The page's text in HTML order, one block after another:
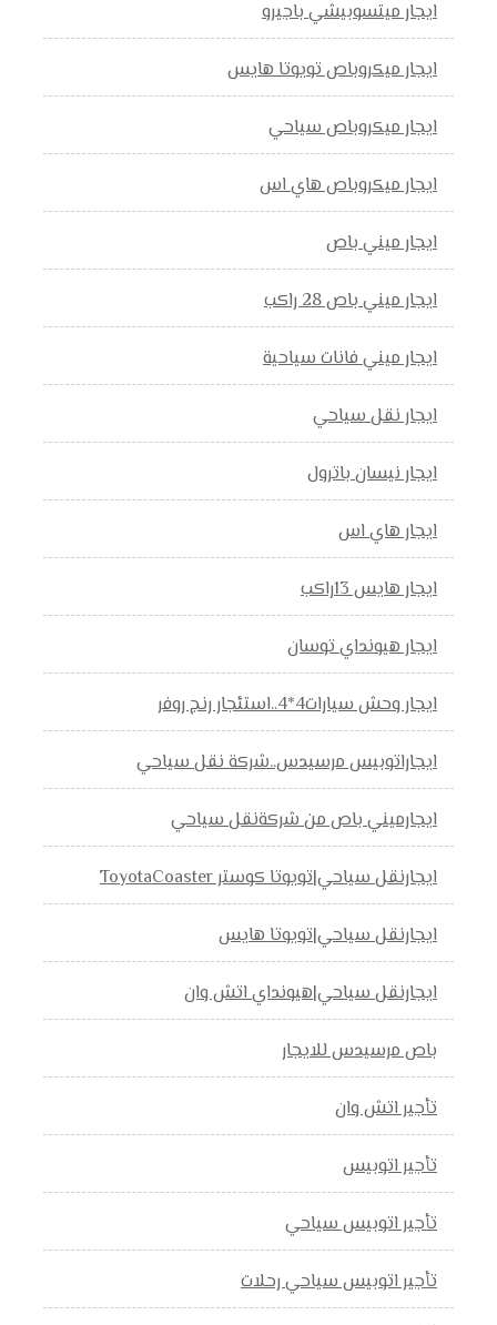
ايجار ميتسوبيشي باجيرو
ايجار ميكروباص تويوتا هايس
ايجار ميكروباص سياحي
ايجار ميكروباص هاي اس
ايجار ميني باص
ايجار ميني باص 28 راكب
ايجار ميني فانات سياحية
ايجار نقل سياحي
ايجار نيسان باترول
ايجار هاي اس
ايجار هايس 13راكب
ايجار هيونداي توسان
ايجار وحش سيارات4*4..استئجار رنج روفر
ايجاراتوبيس مرسيدس..شركة نقل سياحي
ايجارميني باص من شركةنقل سياحي
ايجارنقل سياحي|تويوتا كوستر ToyotaCoaster
ايجارنقل سياحي|تويوتا هايس
ايجارنقل سياحي|هيونداي اتش وان
باص مرسيدس للايجار
تأجير اتش وان
تأجير اتوبيس
تأجير اتوبيس سياحي
تأجير اتوبيس سياحي رحلات